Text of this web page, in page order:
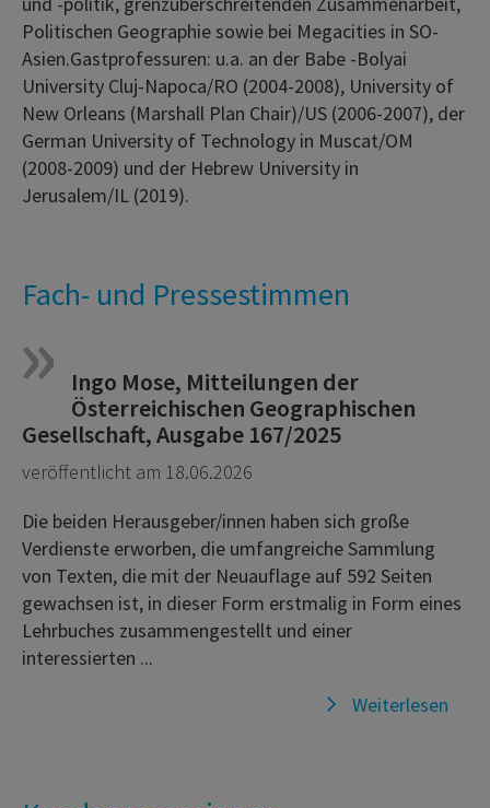
Politischen Geographie sowie bei Megacities in SO-
Asien.Gastprofessuren: u.a. an der Babe -Bolyai
University Cluj-Napoca/RO (2004-2008), University of
New Orleans (Marshall Plan Chair)/US (2006-2007), der
German University of Technology in Muscat/OM
(2008-2009) und der Hebrew University in
Jerusalem/IL (2019).
Fach- und Pressestimmen
Ingo Mose, Mitteilungen der
Österreichischen Geographischen
Gesellschaft, Ausgabe 167/2025
veröffentlicht am 18.06.2026
Die beiden Herausgeber/innen haben sich große
Verdienste erworben, die umfangreiche Sammlung
von Texten, die mit der Neuauflage auf 592 Seiten
gewachsen ist, in dieser Form erstmalig in Form eines
Lehrbuches zusammengestellt und einer
interessierten ...
Weiterlesen